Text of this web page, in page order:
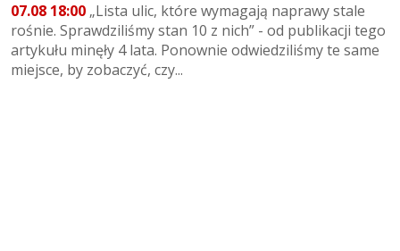
07.08 18:00 „Lista ulic, które wymagają naprawy stale
rośnie. Sprawdziliśmy stan 10 z nich” - od publikacji tego
artykułu minęły 4 lata. Ponownie odwiedziliśmy te same
miejsce, by zobaczyć, czy...